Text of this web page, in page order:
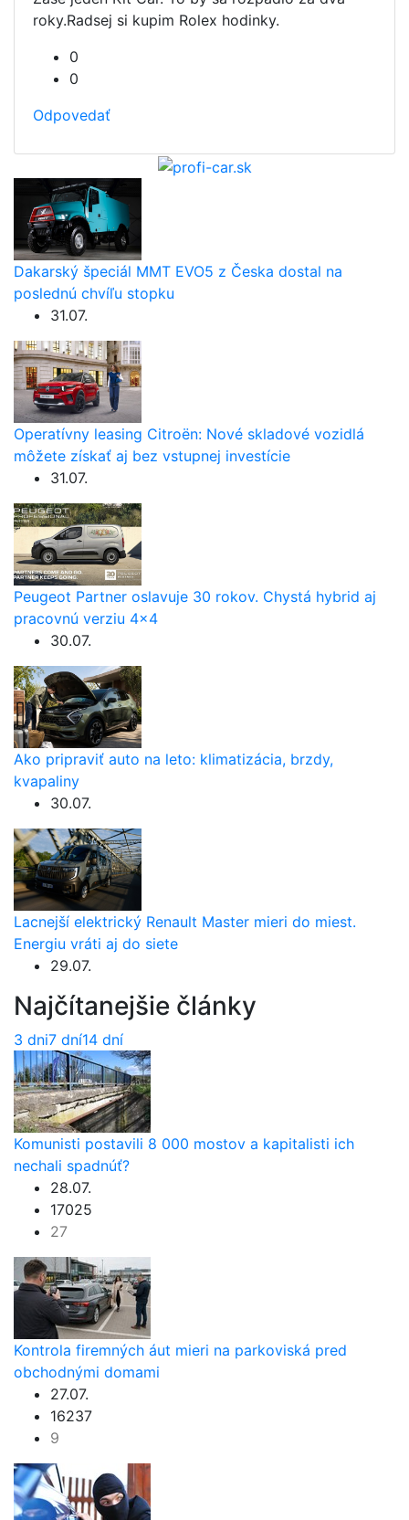
roky.Radsej si kupim Rolex hodinky.
0
0
Odpovedať
Dakarský špeciál MMT EVO5 z Česka dostal na
poslednú chvíľu stopku
31.07.
Operatívny leasing Citroën: Nové skladové vozidlá
môžete získať aj bez vstupnej investície
31.07.
Peugeot Partner oslavuje 30 rokov. Chystá hybrid aj
pracovnú verziu 4×4
30.07.
Ako pripraviť auto na leto: klimatizácia, brzdy,
kvapaliny
30.07.
Lacnejší elektrický Renault Master mieri do miest.
Energiu vráti aj do siete
29.07.
Najčítanejšie články
3 dni7 dní14 dní
Komunisti postavili 8 000 mostov a kapitalisti ich
nechali spadnúť?
28.07.
17025
27
Kontrola firemných áut mieri na parkoviská pred
obchodnými domami
27.07.
16237
9